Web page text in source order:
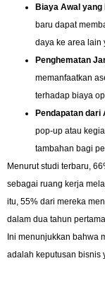
Biaya Awal yang
baru dapat
daya ke area lain
Penghematan
memanfaatkan
terhadap biaya
Pendapatan dari
pop-up atau
tambahan bagi
Menurut studi terbaru,
sebagai ruang kerja
itu, 55% dari mereka
dalam dua tahun
Ini menunjukkan bahwa
adalah keputusan bisnis